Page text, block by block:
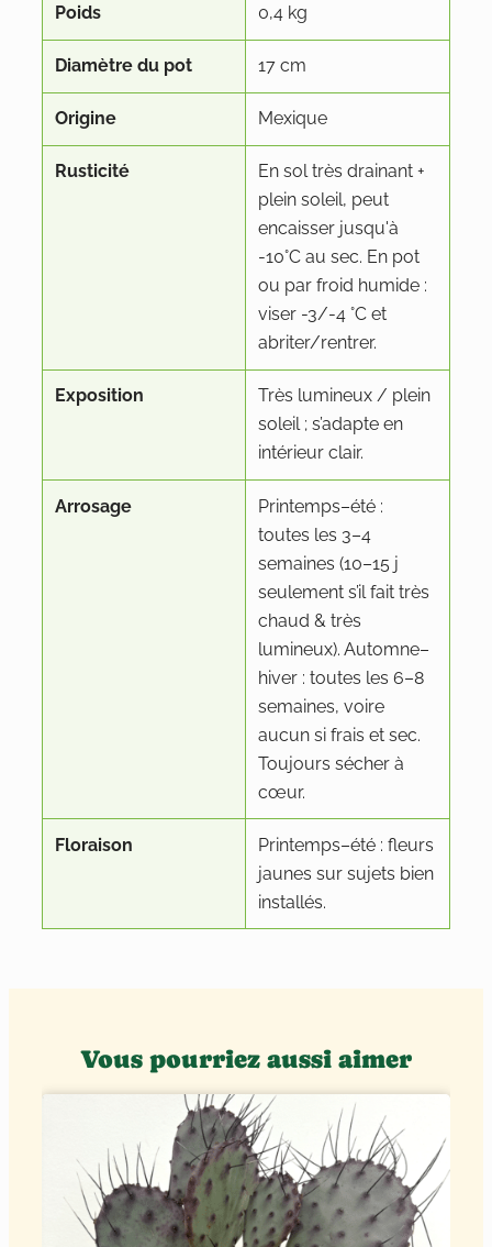
Poids 0,4 kg
Diamètre du pot 17 cm
Origine Mexique
Rusticité
En sol très drainant +
plein soleil, peut
encaisser jusqu'à
-10°C au sec. En pot
ou par froid humide :
viser -3/-4 °C et
abriter/rentrer.
Exposition
Très lumineux / plein
soleil ; s’adapte en
intérieur clair.
Arrosage
Printemps–été :
toutes les 3–4
semaines (10–15 j
seulement s’il fait très
chaud & très
lumineux). Automne–
hiver : toutes les 6–8
semaines, voire
aucun si frais et sec.
Toujours sécher à
cœur.
Floraison
Printemps–été : fleurs
jaunes sur sujets bien
installés.
Vous pourriez aussi aimer